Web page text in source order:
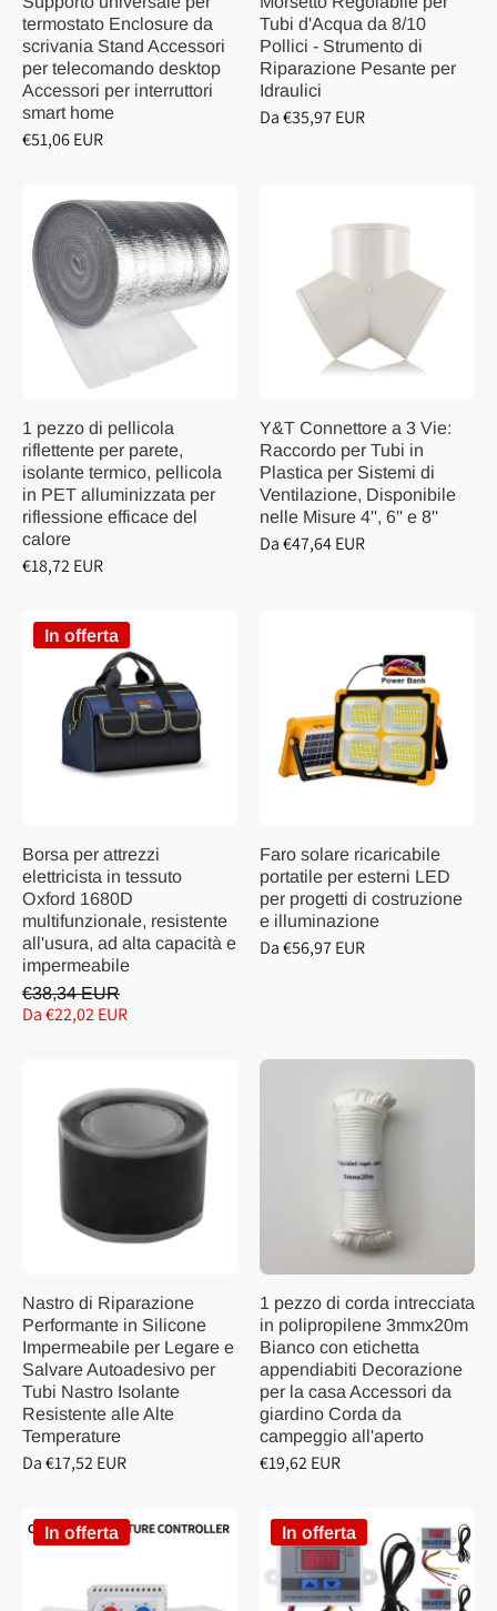
termostato Enclosure da
scrivania Stand Accessori
per telecomando desktop
Accessori per interruttori
smart home
€51,06 EUR
Tubi d'Acqua da 8/10
Pollici - Strumento di
Riparazione Pesante per
Idraulici
Da €35,97 EUR
1 pezzo di pellicola
riflettente per parete,
isolante termico, pellicola
in PET alluminizzata per
riflessione efficace del
calore
€18,72 EUR
Y&T Connettore a 3 Vie:
Raccordo per Tubi in
Plastica per Sistemi di
Ventilazione, Disponibile
nelle Misure 4'', 6'' e 8''
Da €47,64 EUR
In offerta
Borsa per attrezzi
elettricista in tessuto
Oxford 1680D
multifunzionale, resistente
all'usura, ad alta capacità e
impermeabile
€38,34 EUR
Da €22,02 EUR
Faro solare ricaricabile
portatile per esterni LED
per progetti di costruzione
e illuminazione
Da €56,97 EUR
Nastro di Riparazione
Performante in Silicone
Impermeabile per Legare e
Salvare Autoadesivo per
Tubi Nastro Isolante
Resistente alle Alte
Temperature
Da €17,52 EUR
1 pezzo di corda intrecciata
in polipropilene 3mmx20m
Bianco con etichetta
appendiabiti Decorazione
per la casa Accessori da
giardino Corda da
campeggio all'aperto
€19,62 EUR
In offerta In offerta